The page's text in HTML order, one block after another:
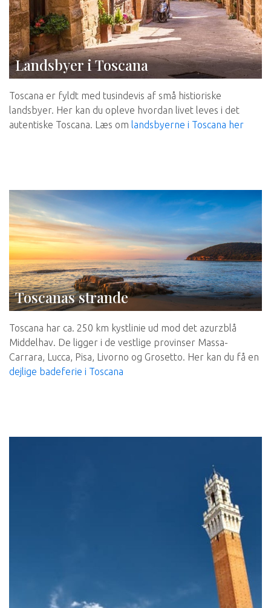
Landsbyer i Toscana
Toscana er fyldt med tusindevis af små histioriske
landsbyer. Her kan du opleve hvordan livet leves i det
autentiske Toscana. Læs om landsbyerne i Toscana her
Toscanas strande
Toscana har ca. 250 km kystlinie ud mod det azurzblå
Middelhav. De ligger i de vestlige provinser Massa-
Carrara, Lucca, Pisa, Livorno og Grosetto. Her kan du få en
dejlige badeferie i Toscana